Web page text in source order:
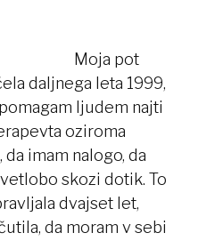
Moja pot
daljnega leta 1999,
ljudem najti
oziroma
imam nalogo, da
skozi dotik. To
dvajset let,
da moram v sebi